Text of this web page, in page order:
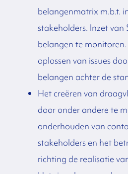
belangenmatrix m.b.t.
stakeholders. Inzet
belangen te
oplossen van issues
belangen achter de
Het creëren van
door onder andere te
onderhouden van
stakeholders en het
richting de realisatie